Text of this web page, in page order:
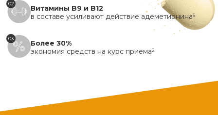
02
Витамины B9 и B12
в составе усиливают действие адеметионина5
03
Более 30%
экономия средств на курс приема2